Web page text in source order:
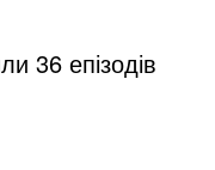
36 епізодів